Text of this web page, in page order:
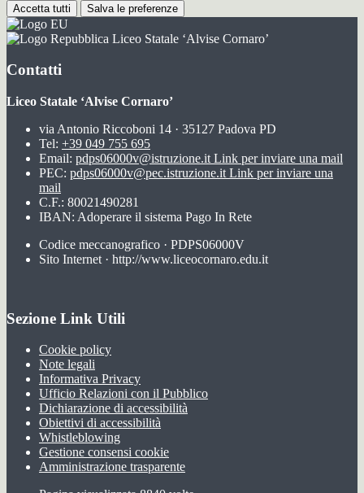
Accetta tutti Salva le preferenze
Liceo Statale ‘Alvise Cornaro’
Contatti
Liceo Statale ‘Alvise Cornaro’
via Antonio Riccoboni 14 · 35127 Padova PD
Tel: +39 049 755 695
Email: pdps06000v@istruzione.it Link per inviare una mail
PEC: pdps06000v@pec.istruzione.it Link per inviare una
mail
C.F.: 80021490281
IBAN: Adoperare il sistema Pago In Rete
Codice meccanografico · PDPS06000V
Sito Internet · http://www.liceocornaro.edu.it
Sezione Link Utili
Cookie policy
Note legali
Informativa Privacy
Ufficio Relazioni con il Pubblico
Dichiarazione di accessibilità
Obiettivi di accessibilità
Whistleblowing
Gestione consensi cookie
Amministrazione trasparente